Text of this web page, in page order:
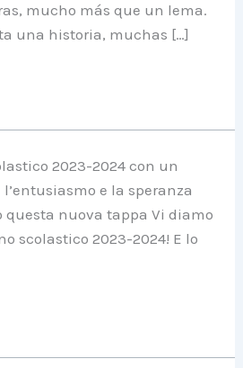
mucho más que un lema.
una historia, muchas […]
2023-2024 con un
e la speranza
nuova tappa Vi diamo
scolastico 2023-2024! E lo